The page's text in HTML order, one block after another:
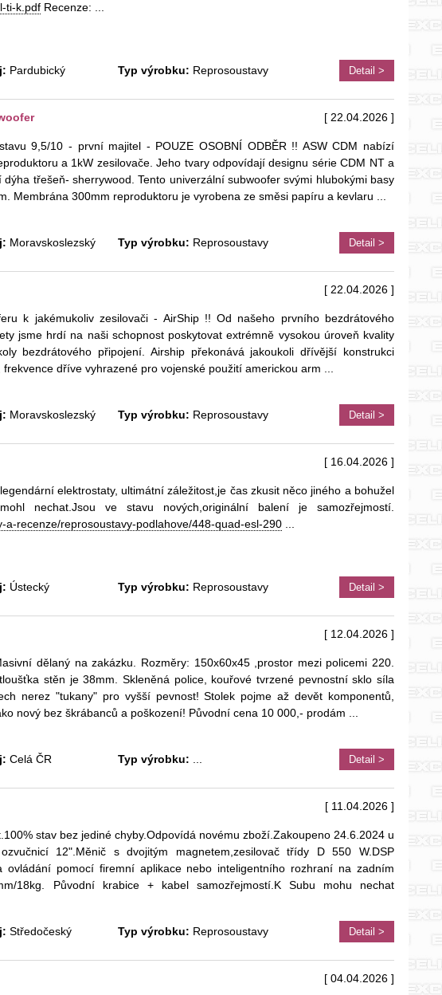
ti-k.pdf Recenze: ...
Pardubický Typ výrobku: Reprosoustavy Detail >
[ 22.04.2026 ]
9,5/10 - první majitel - POUZE OSOBNÍ ODBĚR !! ASW CDM nabízí
a 1kW zesilovače. Jeho tvary odpovídají designu série CDM NT a
třešeň- sherrywood. Tento univerzální subwoofer svými hlubokými basy
Membrána 300mm reproduktoru je vyrobena ze směsi papíru a kevlaru ...
Moravskoslezský Typ výrobku: Reprosoustavy Detail >
[ 22.04.2026 ]
k jakémukoliv zesilovači - AirShip !! Od našeho prvního bezdrátového
jsme hrdí na naši schopnost poskytovat extrémně vysokou úroveň kvality
bezdrátového připojení. Airship překonává jakoukoli dřívější konstrukci
dříve vyhrazené pro vojenské použití americkou arm ...
Moravskoslezský Typ výrobku: Reprosoustavy Detail >
[ 16.04.2026 ]
elektrostaty, ultimátní záležitost,je čas zkusit něco jiného a bohužel
nechat.Jsou ve stavu nových,originální balení je samozřejmostí.
a-recenze/reprosoustavy-podlahove/448-quad-esl-290 ...
Ústecký Typ výrobku: Reprosoustavy Detail >
[ 12.04.2026 ]
dělaný na zakázku. Rozměry: 150x60x45 ,prostor mezi policemi 220.
stěn je 38mm. Skleněná police, kouřové tvrzené pevnostní sklo síla
nerez "tukany" pro vyšší pevnost! Stolek pojme až devět komponentů,
nový bez škrábanců a poškození! Původní cena 10 000,- prodám ...
Celá ČR Typ výrobku: ... Detail >
[ 11.04.2026 ]
stav bez jediné chyby.Odpovídá novému zboží.Zakoupeno 24.6.2024 u
12".Měnič s dvojitým magnetem,zesilovač třídy D 550 W.DSP
ovládání pomocí firemní aplikace nebo inteligentního rozhraní na zadním
18kg. Původní krabice + kabel samozřejmostí.K Subu mohu nechat
Středočeský Typ výrobku: Reprosoustavy Detail >
[ 04.04.2026 ]